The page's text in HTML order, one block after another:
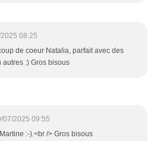
08:25
de coeur Natalia, parfait avec des
:) Gros bisous
07/2025 09:55
:-).<br /> Gros bisous